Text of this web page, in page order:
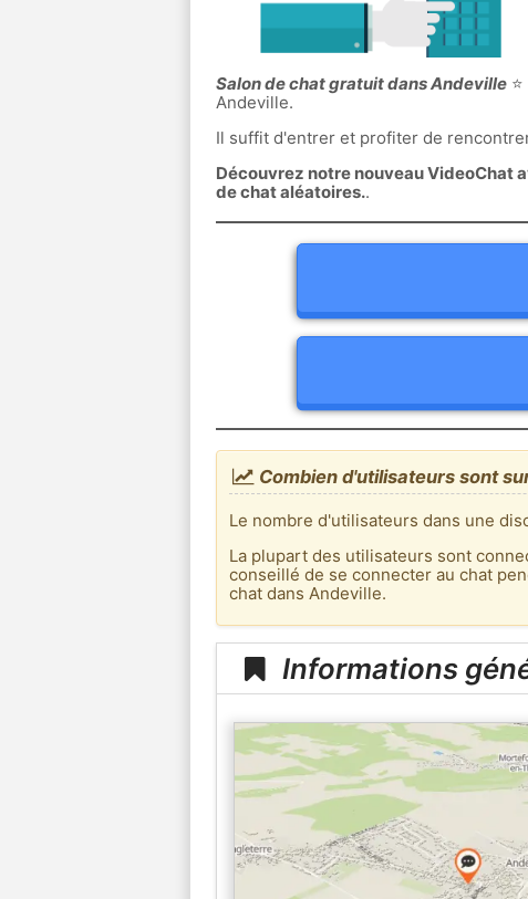
Salon de chat gratuit dans Andeville⭐
Andeville.
Il suffit d'entrer et profiter de
Découvrez notre nouveau VideoChat
de chat aléatoires..
Combien d'utilisateurs sont
Le nombre d'utilisateurs dans une
La plupart des utilisateurs sont
conseillé de se connecter au chat
chat dans Andeville.
Informations